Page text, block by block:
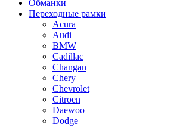
Обманки
Переходные рамки
Acura
Audi
BMW
Cadillac
Changan
Chery
Chevrolet
Citroen
Daewoo
Dodge